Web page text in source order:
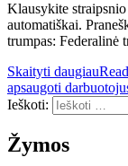
Klausykite straipsnio
automatiškai.
trumpas: Federalinė
Skaityti daugiau
apsaugoti
Ieškoti:
Žymos